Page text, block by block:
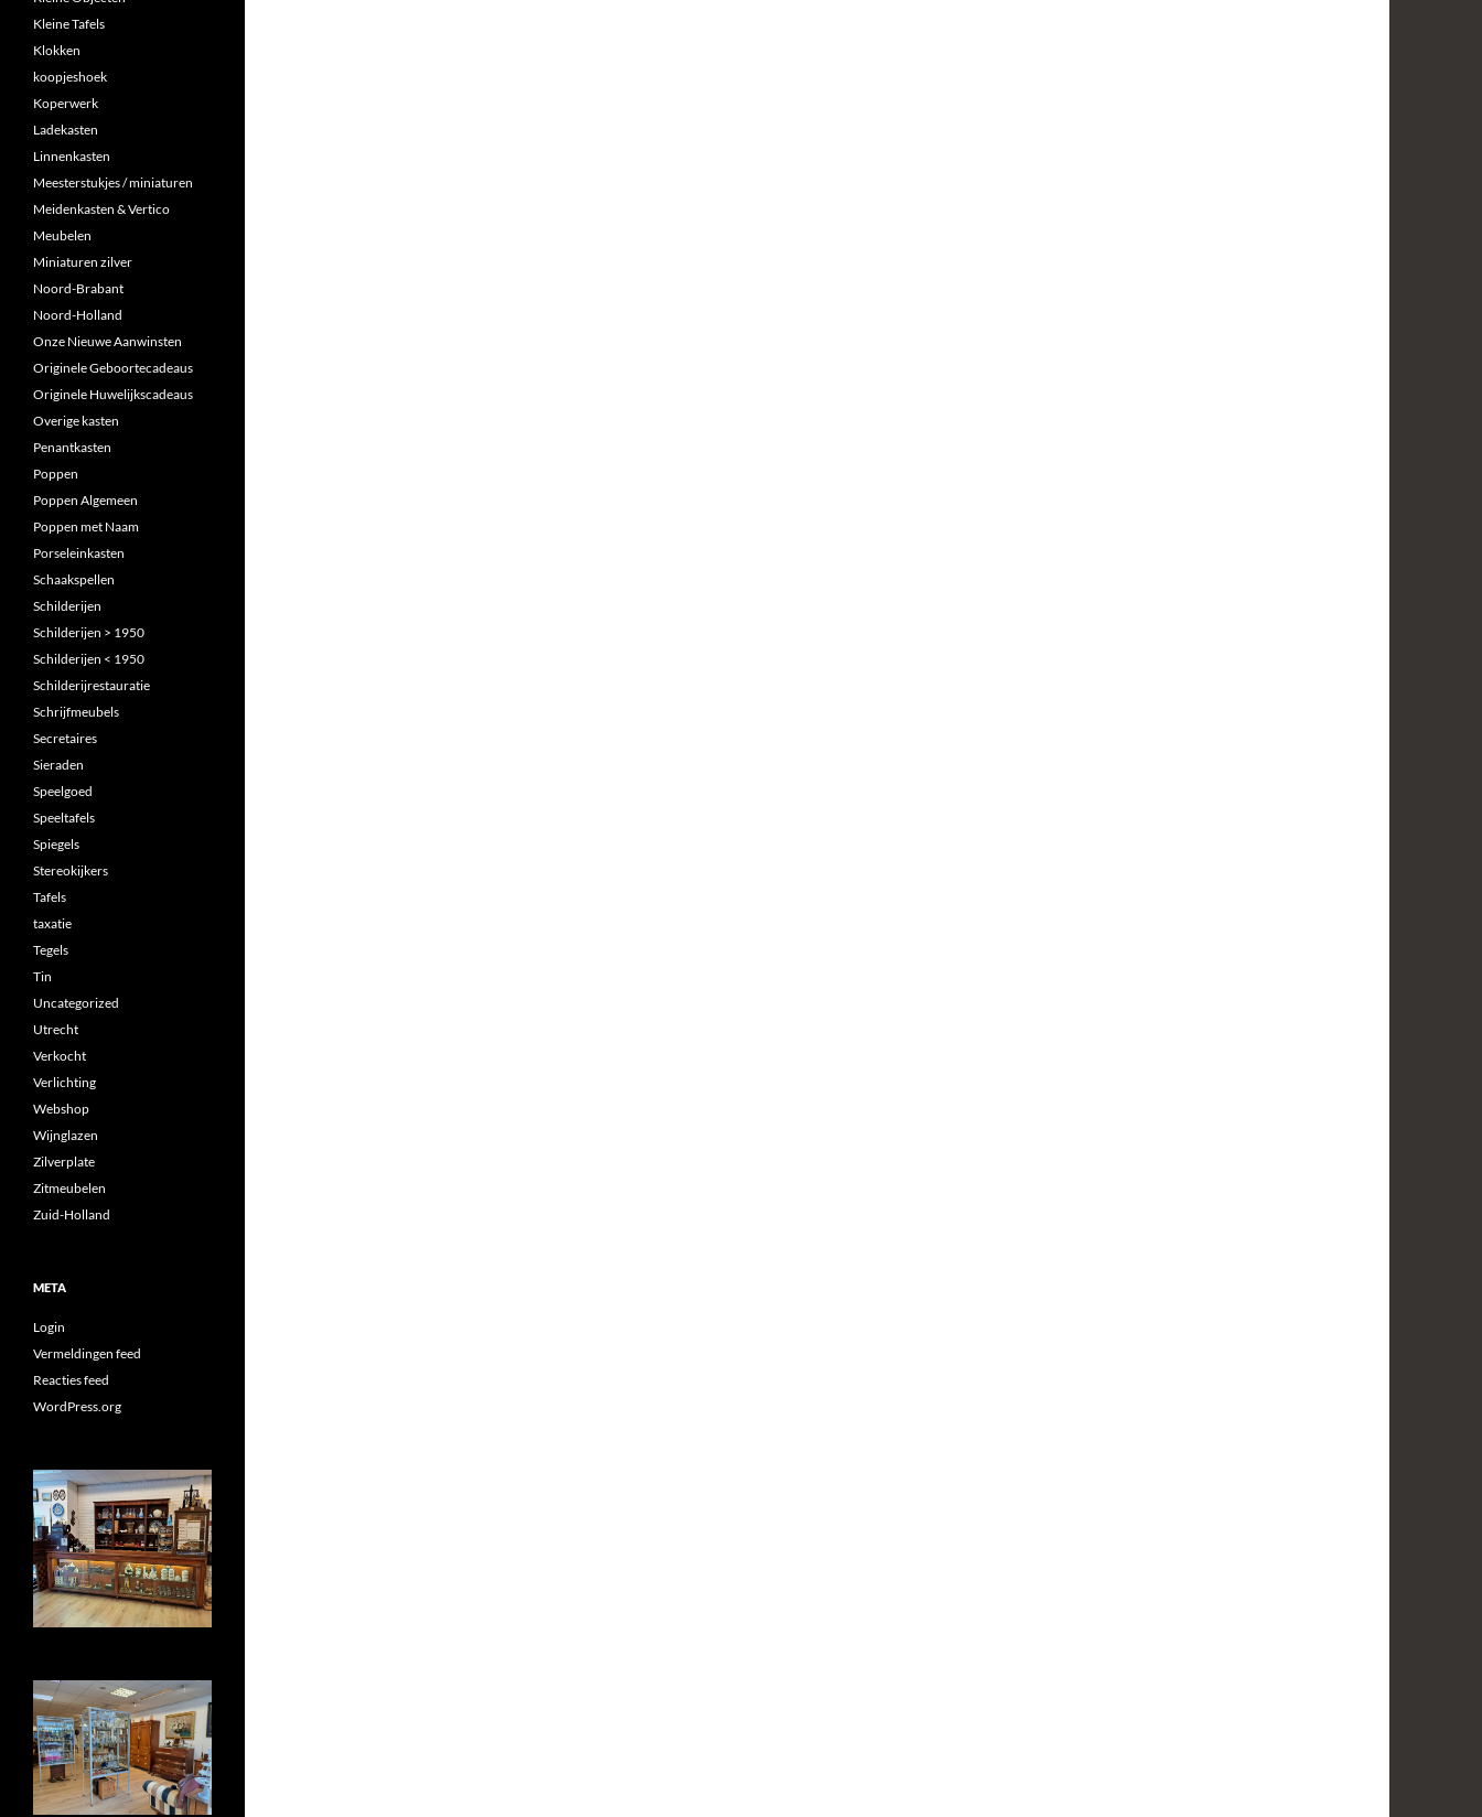
Kleine Tafels
Klokken
koopjeshoek
Koperwerk
Ladekasten
Linnenkasten
Meesterstukjes / miniaturen
Meidenkasten & Vertico
Meubelen
Miniaturen zilver
Noord-Brabant
Noord-Holland
Onze Nieuwe Aanwinsten
Originele Geboortecadeaus
Originele Huwelijkscadeaus
Overige kasten
Penantkasten
Poppen
Poppen Algemeen
Poppen met Naam
Porseleinkasten
Schaakspellen
Schilderijen
Schilderijen > 1950
Schilderijen < 1950
Schilderijrestauratie
Schrijfmeubels
Secretaires
Sieraden
Speelgoed
Speeltafels
Spiegels
Stereokijkers
Tafels
taxatie
Tegels
Tin
Uncategorized
Utrecht
Verkocht
Verlichting
Webshop
Wijnglazen
Zilverplate
Zitmeubelen
Zuid-Holland
META
Login
Vermeldingen feed
Reacties feed
WordPress.org